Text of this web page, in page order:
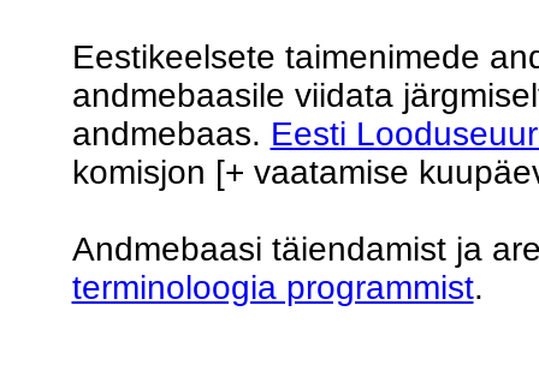
Eestikeelsete taimenimede
andmebaasile viidata
andmebaas. Eesti
komisjon [+ vaatamise
Andmebaasi täiendamist ja
terminoloogia programmist.